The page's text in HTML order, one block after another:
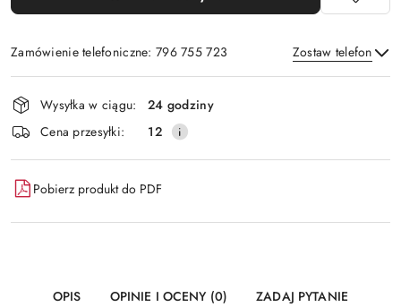
Zamówienie telefoniczne: 796 755 723 Zostaw telefon
Wyślij
Dostępność
i
dostawa
Wysyłka w ciągu:
24 godziny
Cena przesyłki:
12
Pobierz produkt do PDF
OPIS OPINIE I OCENY (0) ZADAJ PYTANIE